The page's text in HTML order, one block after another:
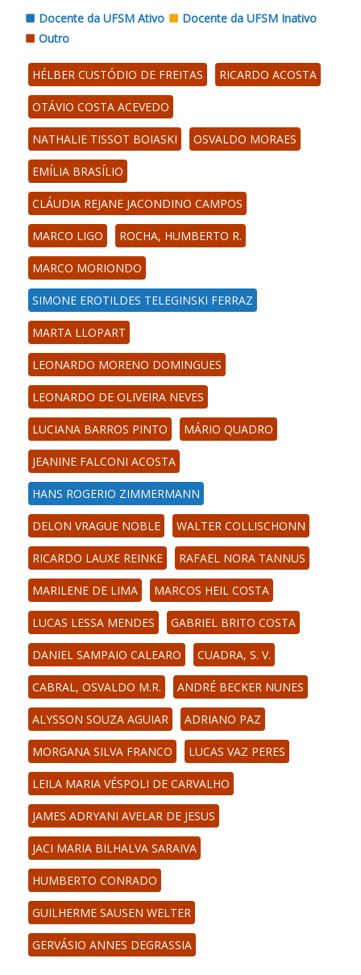
Docente da UFSM Ativo
Docente da UFSM Inativo
Outro
HÉLBER CUSTÓDIO DE FREITAS RICARDO ACOSTA
OTÁVIO COSTA ACEVEDO
NATHALIE TISSOT BOIASKI OSVALDO MORAES
EMÍLIA BRASÍLIO
CLÁUDIA REJANE JACONDINO CAMPOS
MARCO LIGO ROCHA, HUMBERTO R.
MARCO MORIONDO
SIMONE EROTILDES TELEGINSKI FERRAZ
MARTA LLOPART
LEONARDO MORENO DOMINGUES
LEONARDO DE OLIVEIRA NEVES
LUCIANA BARROS PINTO MÁRIO QUADRO
JEANINE FALCONI ACOSTA
HANS ROGERIO ZIMMERMANN
DELON VRAGUE NOBLE WALTER COLLISCHONN
RICARDO LAUXE REINKE RAFAEL NORA TANNUS
MARILENE DE LIMA MARCOS HEIL COSTA
LUCAS LESSA MENDES GABRIEL BRITO COSTA
DANIEL SAMPAIO CALEARO CUADRA, S. V.
CABRAL, OSVALDO M.R. ANDRÉ BECKER NUNES
ALYSSON SOUZA AGUIAR ADRIANO PAZ
MORGANA SILVA FRANCO LUCAS VAZ PERES
LEILA MARIA VÉSPOLI DE CARVALHO
JAMES ADRYANI AVELAR DE JESUS
JACI MARIA BILHALVA SARAIVA
HUMBERTO CONRADO
GUILHERME SAUSEN WELTER
GERVÁSIO ANNES DEGRASSIA